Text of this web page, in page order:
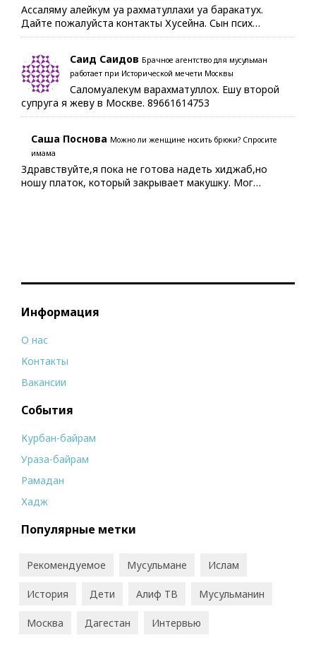
Ассаляму алейкум уа рахматуллахи уа баракатух.
Дайте пожалуйста контакты Хусейна. Сын псих…
Саид Саидов Брачное агентство для мусульман
работает при Исторической мечети Москвы
Саломуалекум варахматуллох. Ешу второй
супруга я жеву в Москве. 89661614753
Саша Поснова Можно ли женщине носить брюки? Спросите
имама
Здравствуйте,я пока не готова надеть хиджаб,но
ношу платок, который закрывает макушку. Мог…
Информация
О нас
Контакты
Вакансии
События
Курбан-байрам
Ураза-байрам
Рамадан
Хадж
Популярные метки
Рекомендуемое Мусульмане Ислам
История Дети Алиф ТВ Мусульманин
Москва Дагестан Интервью